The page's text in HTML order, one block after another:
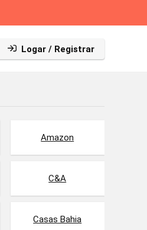
Logar / Registrar
Amazon
C&A
Casas Bahia